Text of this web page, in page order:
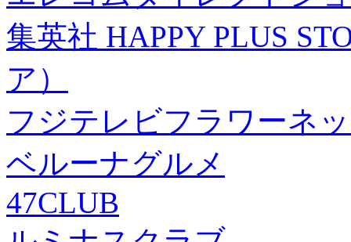
集英社 HAPPY PLUS
ア）
フジテレビフラワーネ
ベルーナグルメ
47CLUB